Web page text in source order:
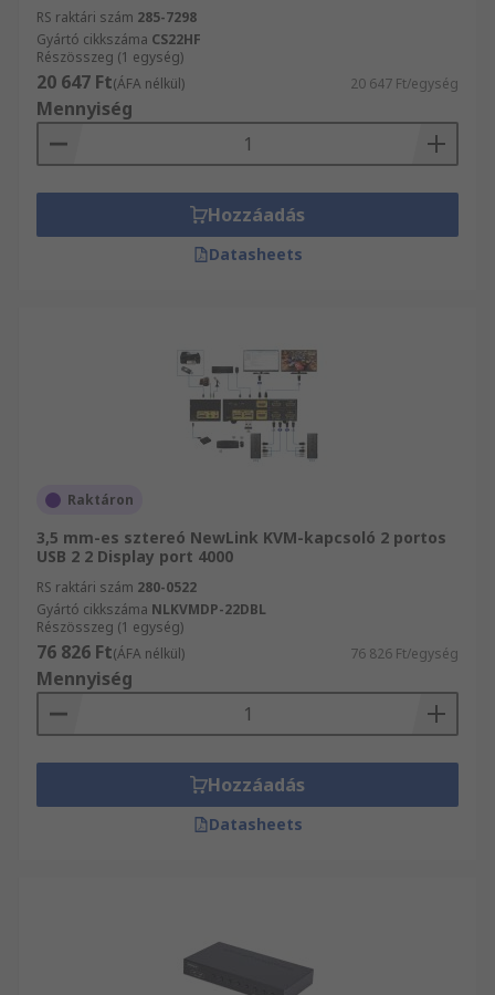
RS raktári szám 285-7298
Gyártó cikkszáma CS22HF
Részösszeg (1 egység)
20 647 Ft(ÁFA nélkül) 20 647 Ft/egység
Mennyiség
Hozzáadás
Datasheets
Raktáron
3,5 mm-es sztereó NewLink KVM-kapcsoló 2 portos
USB 2 2 Display port 4000
RS raktári szám 280-0522
Gyártó cikkszáma NLKVMDP-22DBL
Részösszeg (1 egység)
76 826 Ft(ÁFA nélkül) 76 826 Ft/egység
Mennyiség
Hozzáadás
Datasheets